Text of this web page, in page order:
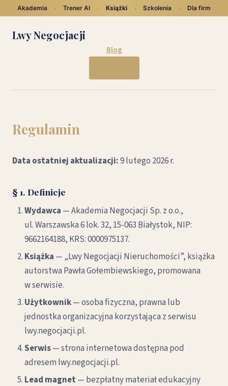
Lwy Negocjacji
Blog
Regulamin
Data ostatniej aktualizacji:9 lutego 2026 r.
§ 1. Definicje
Wydawca — Akademia Negocjacji Sp. z o.o.,
ul. Warszawska 6 lok. 32, 15-063 Białystok, NIP:
9662164188, KRS: 0000975137.
Książka — „Lwy Negocjacji Nieruchomości”, książka
autorstwa Pawła Gołembiewskiego, promowana
w serwisie.
Użytkownik— osoba fizyczna, prawna lub
jednostka organizacyjna korzystająca z serwisu
lwy.negocjacji.pl.
Serwis— strona internetowa dostępna pod
adresem lwy.negocjacji.pl.
Lead magnet — bezpłatny materiał edukacyjny
Akademia · Trener AI · Książki · Szkolenia · Dla firm